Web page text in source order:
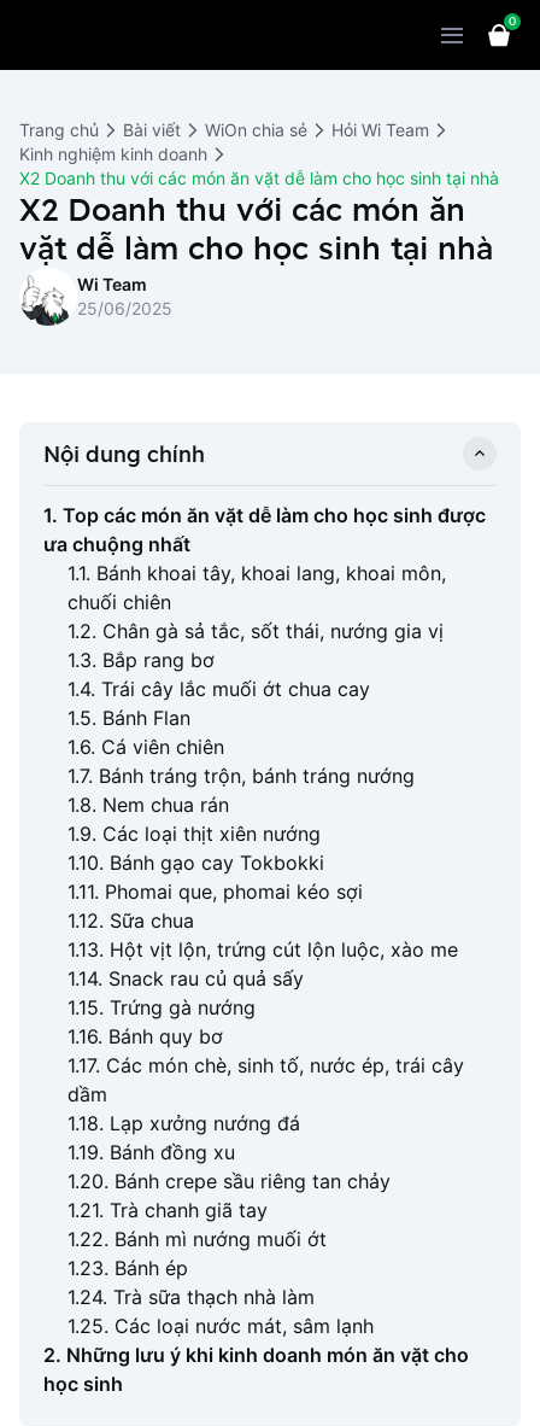
WiOn AI
WiOn Social
WiOn E-commerce
WiOn F&B
Chatbot
Marketing
CRM
Thiết kế website
Thiết bị
Bảng giá
Cùng WiOn
Báo chí
Thông báo
Wi Team
0
Trang chủ Bài viết WiOn chia sẻ
Hỏi Wi Team
Kinh nghiệm kinh doanh
X2 Doanh thu với các món ăn vặt dễ làm cho học sinh tại nhà
X2 Doanh thu với các món ăn
vặt dễ làm cho học sinh tại nhà
Wi Team
25/06/2025
Nội dung chính
1. Top các món ăn vặt dễ làm cho học sinh được
ưa chuộng nhất
1.1. Bánh khoai tây, khoai lang, khoai môn,
chuối chiên
1.2. Chân gà sả tắc, sốt thái, nướng gia vị
1.3. Bắp rang bơ
1.4. Trái cây lắc muối ớt chua cay
1.5. Bánh Flan
1.6. Cá viên chiên
1.7. Bánh tráng trộn, bánh tráng nướng
1.8. Nem chua rán
1.9. Các loại thịt xiên nướng
1.10. Bánh gạo cay Tokbokki
1.11. Phomai que, phomai kéo sợi
1.12. Sữa chua
1.13. Hột vịt lộn, trứng cút lộn luộc, xào me
1.14. Snack rau củ quả sấy
1.15. Trứng gà nướng
1.16. Bánh quy bơ
1.17. Các món chè, sinh tố, nước ép, trái cây
dầm
1.18. Lạp xưởng nướng đá
1.19. Bánh đồng xu
1.20. Bánh crepe sầu riêng tan chảy
1.21. Trà chanh giã tay
1.22. Bánh mì nướng muối ớt
1.23. Bánh ép
1.24. Trà sữa thạch nhà làm
1.25. Các loại nước mát, sâm lạnh
2. Những lưu ý khi kinh doanh món ăn vặt cho
học sinh